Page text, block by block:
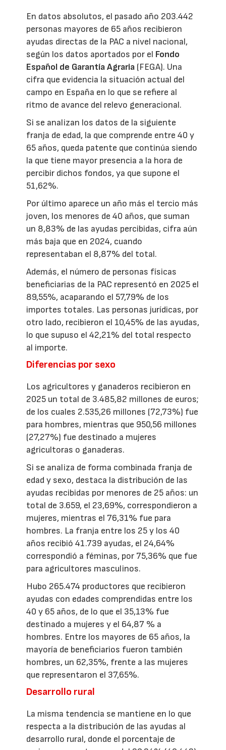
En datos absolutos, el pasado año 203.442
personas mayores de 65 años recibieron
ayudas directas de la PAC a nivel nacional,
según los datos aportados por el Fondo
Español de Garantía Agraria (FEGA). Una
cifra que evidencia la situación actual del
campo en España en lo que se refiere al
ritmo de avance del relevo generacional.
Si se analizan los datos de la siguiente
franja de edad, la que comprende entre 40 y
65 años, queda patente que continúa siendo
la que tiene mayor presencia a la hora de
percibir dichos fondos, ya que supone el
51,62%.
Por último aparece un año más el tercio más
joven, los menores de 40 años, que suman
un 8,83% de las ayudas percibidas, cifra aún
más baja que en 2024, cuando
representaban el 8,87% del total.
Además, el número de personas físicas
beneficiarias de la PAC representó en 2025 el
89,55%, acaparando el 57,79% de los
importes totales. Las personas jurídicas, por
otro lado, recibieron el 10,45% de las ayudas,
lo que supuso el 42,21% del total respecto
al importe.
Diferencias por sexo
Los agricultores y ganaderos recibieron en
2025 un total de 3.485,82 millones de euros;
de los cuales 2.535,26 millones (72,73%) fue
para hombres, mientras que 950,56 millones
(27,27%) fue destinado a mujeres
agricultoras o ganaderas.
Si se analiza de forma combinada franja de
edad y sexo, destaca la distribución de las
ayudas recibidas por menores de 25 años: un
total de 3.659, el 23,69%, correspondieron a
mujeres, mientras el 76,31% fue para
hombres. La franja entre los 25 y los 40
años recibió 41.739 ayudas, el 24,64%
correspondió a féminas, por 75,36% que fue
para agricultores masculinos.
Hubo 265.474 productores que recibieron
ayudas con edades comprendidas entre los
40 y 65 años, de lo que el 35,13% fue
destinado a mujeres y el 64,87 % a
hombres. Entre los mayores de 65 años, la
mayoría de beneficiarios fueron también
hombres, un 62,35%, frente a las mujeres
que representaron el 37,65%.
Desarrollo rural
La misma tendencia se mantiene en lo que
respecta a la distribución de las ayudas al
desarrollo rural, donde el porcentaje de